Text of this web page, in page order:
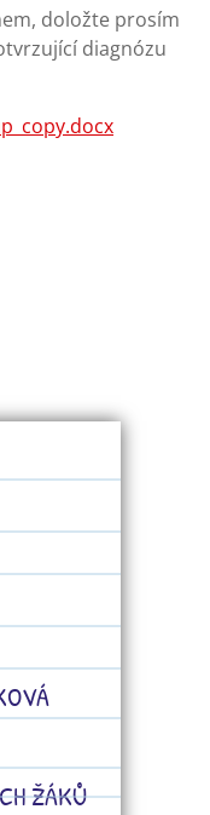
doložte prosím
diagnózu
ŽÁKŮ